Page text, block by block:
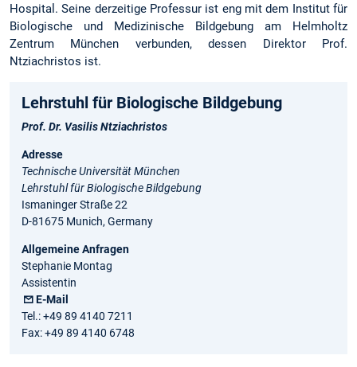
Hospital. Seine derzeitige Professur ist eng mit dem Institut für
Biologische und Medizinische Bildgebung am Helmholtz
Zentrum München verbunden, dessen Direktor Prof.
Ntziachristos ist.
Lehrstuhl für Biologische Bildgebung
Prof. Dr. Vasilis Ntziachristos
Adresse
Technische Universität München
Lehrstuhl für Biologische Bildgebung
Ismaninger Straße 22
D-81675 Munich, Germany
Allgemeine Anfragen
Stephanie Montag
Assistentin
E-Mail
Tel.: +49 89 4140 7211
Fax: +49 89 4140 6748